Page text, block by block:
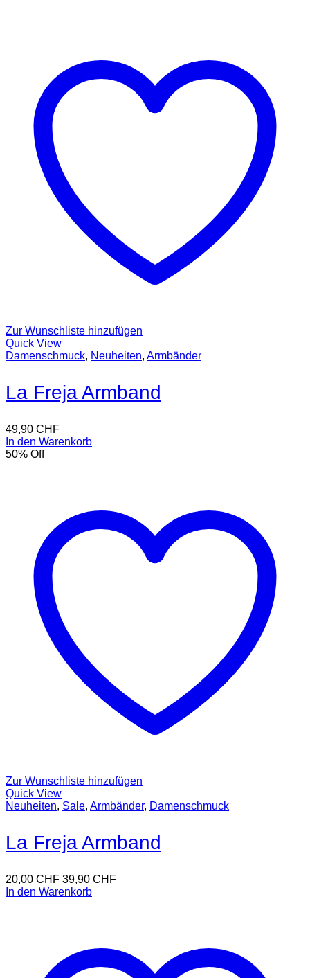
Zur Wunschliste hinzufügen
Quick View
Damenschmuck, Neuheiten, Armbänder
La Freja Armband
49,90 CHF
In den Warenkorb
50% Off
Zur Wunschliste hinzufügen
Quick View
Neuheiten, Sale, Armbänder, Damenschmuck
La Freja Armband
20,00 CHF 39,90CHF
In den Warenkorb